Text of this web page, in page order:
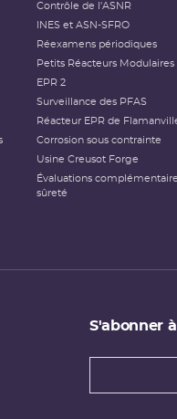
Contrôle de l'ASNR
INES et ASN-SFRO
Réexamens périodiques
Petits Réacteurs Modulaires
EPR 2
Surveillance des PFAS
Réacteur EPR de
Corrosion sous contrainte
Usine Creusot Forge
Évaluations
sûreté
S'abonner
Types de